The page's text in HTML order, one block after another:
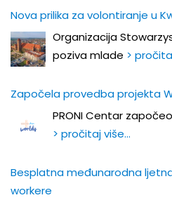
Nova prilika za volontiranje u
Organizacija
poziva mlade >
Započela provedba projekta
PRONI Centar
> pročitaj više…
Besplatna međunarodna
workere